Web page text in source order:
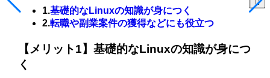
1.基礎的なLinuxの知識が身につく
2.転職や副業案件の獲得などにも役立つ
【メリット1】基礎的なLinuxの知識が身につ
く